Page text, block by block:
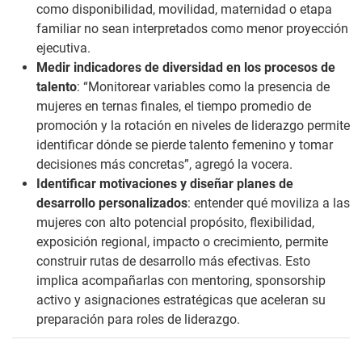
como disponibilidad, movilidad, maternidad o etapa
familiar no sean interpretados como menor proyección
ejecutiva.
Medir indicadores de diversidad en los procesos de
talento: “Monitorear variables como la presencia de
mujeres en ternas finales, el tiempo promedio de
promoción y la rotación en niveles de liderazgo permite
identificar dónde se pierde talento femenino y tomar
decisiones más concretas”, agregó la vocera.
Identificar motivaciones y diseñar planes de
desarrollo personalizados: entender qué moviliza a las
mujeres con alto potencial propósito, flexibilidad,
exposición regional, impacto o crecimiento, permite
construir rutas de desarrollo más efectivas. Esto
implica acompañarlas con mentoring, sponsorship
activo y asignaciones estratégicas que aceleran su
preparación para roles de liderazgo.